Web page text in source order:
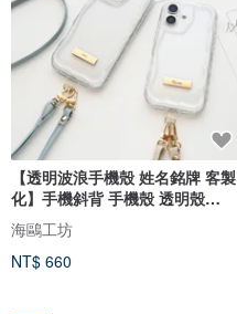
【透明波浪手機殼 姓名銘牌 客製
化】手機斜背 手機殼 透明殼
iPhone 附掛繩孔 OS50U
海鷗工坊
NT$ 660